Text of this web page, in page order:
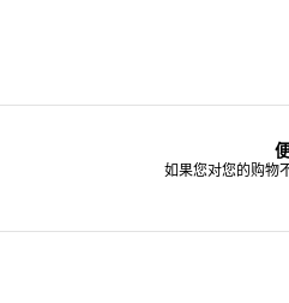
如果您对您的购物